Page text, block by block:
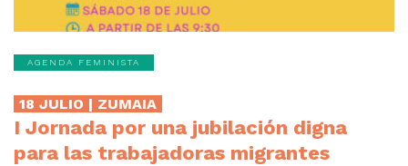
AGENDA FEMINISTA
18 JULIO | ZUMAIA
I Jornada por una jubilación digna
para las trabajadoras migrantes